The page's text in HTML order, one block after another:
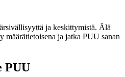
ja keskittymistä. Älä
määrätietoisena ja jatka PUU sanan
PUU